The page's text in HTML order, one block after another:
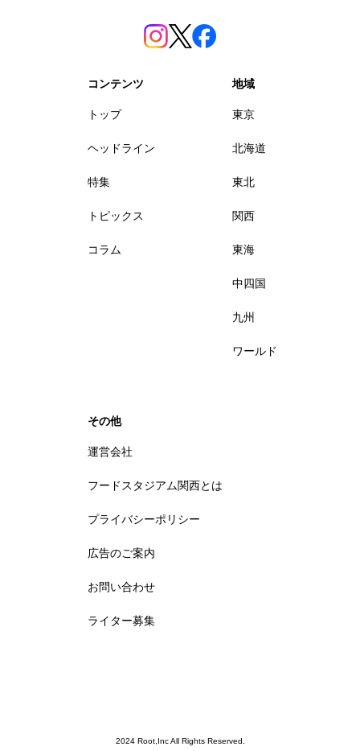
コンテンツ
トップ
ヘッドライン
特集
トピックス
コラム
地域
東京
北海道
東北
関西
東海
中四国
九州
ワールド
その他
運営会社
フードスタジアム関西とは
プライバシーポリシー
広告のご案内
お問い合わせ
ライター募集
2024 Root,Inc All Rights Reserved.